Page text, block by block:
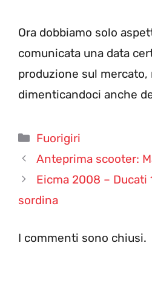
Ora dobbiamo solo
comunicata una data
produzione sul mercato,
dimenticandoci anche
Categorie
Fuorigiri
Anteprima scooter:
Eicma 2008 – Ducati
sordina
I commenti sono chiusi.